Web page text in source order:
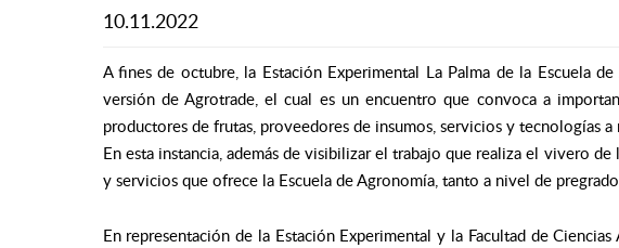
10.11.2022
A fines de octubre, la Estación Experimental La Palma de la Escuela
versión de Agrotrade, el cual es un encuentro que convoca a
productores de frutas, proveedores de insumos, servicios y tecnologías
En esta instancia, además de visibilizar el trabajo que realiza el vivero
y servicios que ofrece la Escuela de Agronomía, tanto a nivel de
En representación de la Estación Experimental y la Facultad de